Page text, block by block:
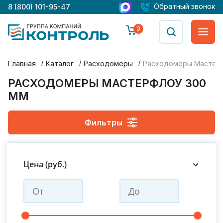
8 (800) 101-95-47 Обратный звонок
0
Главная Каталог Расходомеры Расходомеры
РАСХОДОМЕРЫ МАСТЕРФЛОУ 300
ММ
Фильтры
Цена (руб.)
ДУ 65
ДУ 80 ДУ 300